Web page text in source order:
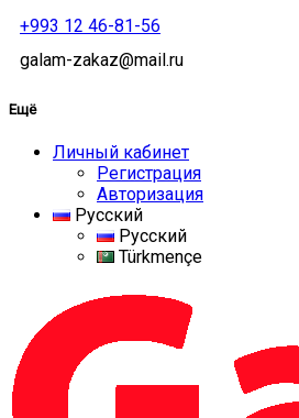
+993 12 46-81-56
galam-zakaz@mail.ru
Ещё
Личный кабинет
Регистрация
Авторизация
Русский
Русский
Türkmençe